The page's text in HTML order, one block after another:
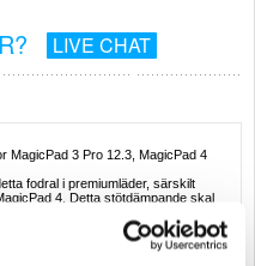
LIVE CHAT
MagicPad 3 Pro 12.3, MagicPad 4
fodral i premiumläder, särskilt
4. Detta stötdämpande skal
om du arbetar på distans,
på fritiden, håller vårt lätta och